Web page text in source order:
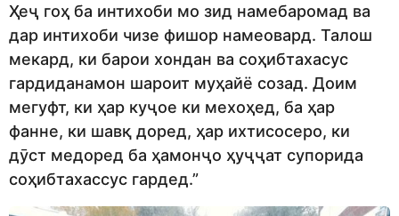
Ҳеҷ гоҳ ба интихоби мо зид намебаромад ва
дар интихоби чизе фишор намеовард. Талош
мекард, ки барои хондан ва соҳибтахасус
гардиданамон шароит муҳайё созад. Доим
мегуфт, ки ҳар куҷое ки мехоҳед, ба ҳар
фанне, ки шавқ доред, ҳар ихтисосеро, ки
дӯст медоред ба ҳамонҷо ҳуҷҷат супорида
соҳибтахассус гардед.”